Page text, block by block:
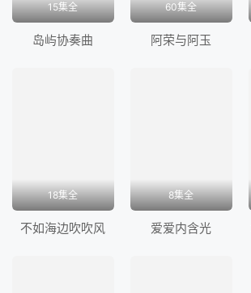
15集全
岛屿协奏曲
60集全
阿荣与阿玉
18集全
不如海边吹吹风
8集全
爱爱内含光